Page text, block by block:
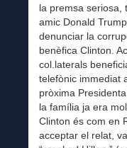
la premsa seriosa,
amic Donald
denunciar la
benèfica Clinton.
col.laterals
telefònic immediat
pròxima
la família ja era
Clinton és com en
acceptar el relat,